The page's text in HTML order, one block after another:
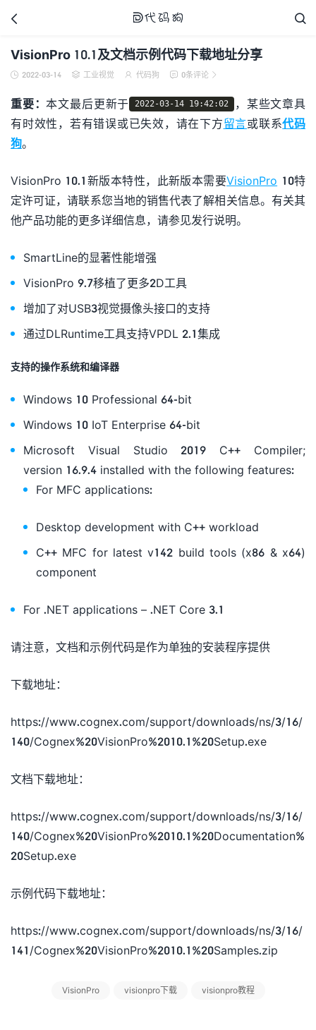

代码狗
 
VisionPro 10.1及文档示例代码下载地址分享
 2022-03-14  工业视觉  代码狗  0条评论 
重要：本文最后更新于 2022-03-14 19:42:02
，某些文章具
有时效性，若有错误或已失效，请在下方留言或联系代码
狗。
VisionPro 10.1新版本特性，此新版本需要VisionPro 10特
定许可证，请联系您当地的销售代表了解相关信息。有关其
他产品功能的更多详细信息，请参见发行说明。
SmartLine的显著性能增强
VisionPro 9.7移植了更多2D工具
增加了对USB3视觉摄像头接口的支持
通过DLRuntime工具支持VPDL 2.1集成
支持的操作系统和编译器
Windows 10 Professional 64-bit
Windows 10 IoT Enterprise 64-bit
Microsoft Visual Studio 2019 C++ Compiler;
version 16.9.4 installed with the following features:
For MFC applications:
Desktop development with C++ workload
C++ MFC for latest v142 build tools (x86 & x64)
component
For .NET applications – .NET Core 3.1
请注意，文档和示例代码是作为单独的安装程序提供
下载地址：
https://www.cognex.com/support/downloads/ns/3/16/
140/Cognex%20VisionPro%2010.1%20Setup.exe
文档下载地址：
https://www.cognex.com/support/downloads/ns/3/16/
140/Cognex%20VisionPro%2010.1%20Documentation%
20Setup.exe
示例代码下载地址：
https://www.cognex.com/support/downloads/ns/3/16/
141/Cognex%20VisionPro%2010.1%20Samples.zip
VisionPro visionpro下载 visionpro教程